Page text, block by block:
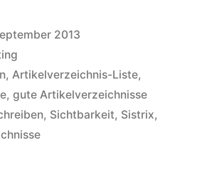
2013
, Artikelverzeichnis-Liste,
, gute Artikelverzeichnisse
, Sichtbarkeit, Sistrix,